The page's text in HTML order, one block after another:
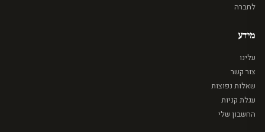
לחברה
מידע
עלינו
צור קשר
שאלות נפוצות
עגלת קניות
החשבון שלי